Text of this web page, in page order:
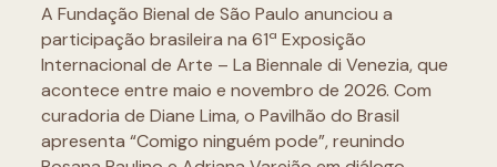
A Fundação Bienal de São Paulo anunciou a
participação brasileira na 61ª Exposição
Internacional de Arte – La Biennale di Venezia, que
acontece entre maio e novembro de 2026. Com
curadoria de Diane Lima, o Pavilhão do Brasil
apresenta “Comigo ninguém pode”, reunindo